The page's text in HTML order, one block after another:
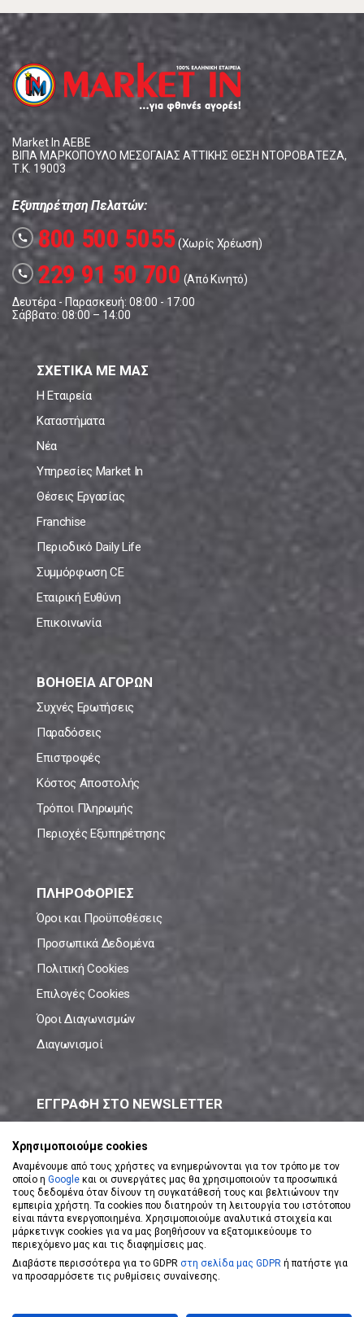
Market In ΑΕΒΕ
ΒΙΠΑ ΜΑΡΚΟΠΟΥΛΟ ΜΕΣΟΓΑΙΑΣ ΑΤΤΙΚΗΣ ΘΕΣΗ ΝΤΟΡΟΒΑΤΕΖΑ,
Τ.Κ. 19003
Εξυπηρέτηση Πελατών:
call 800 500 5055(Χωρίς Χρέωση)
call 229 91 50 700 (Από Κινητό)
Δευτέρα - Παρασκευή: 08:00 - 17:00
Σάββατο: 08:00 – 14:00
ΣΧΕΤΙΚΑ ΜΕ ΜΑΣ
Η Εταιρεία
Καταστήματα
Νέα
Υπηρεσίες Market In
Θέσεις Εργασίας
Franchise
Περιοδικό Daily Life
Συμμόρφωση CE
Εταιρική Ευθύνη
Επικοινωνία
ΒΟΗΘΕΙΑ ΑΓΟΡΩΝ
Συχνές Ερωτήσεις
Παραδόσεις
Επιστροφές
Κόστος Αποστολής
Τρόποι Πληρωμής
Περιοχές Εξυπηρέτησης
ΠΛΗΡΟΦΟΡΙΕΣ
Όροι και Προϋποθέσεις
Προσωπικά Δεδομένα
Πολιτική Cookies
Επιλογές Cookies
Όροι Διαγωνισμών
Διαγωνισμοί
ΕΓΓΡΑΦΗ ΣΤΟ NEWSLETTER
ΕΓΓΡΑΦΗ ΣΤΟ NEWSLETTER
Αποδέχομαι τουςΌρους Χρήσης
Χρησιμοποιούμε cookies
Αναμένουμε από τους χρήστες να ενημερώνονται για τον τρόπο με τον
οποίο η Google και οι συνεργάτες μας θα χρησιμοποιούν τα προσωπικά
τους δεδομένα όταν δίνουν τη συγκατάθεσή τους και βελτιώνουν την
εμπειρία χρήστη. Τα cookies που διατηρούν τη λειτουργία του ιστότοπου
είναι πάντα ενεργοποιημένα. Χρησιμοποιούμε αναλυτικά στοιχεία και
μάρκετινγκ cookies για να μας βοηθήσουν να εξατομικεύουμε το
περιεχόμενο μας και τις διαφημίσεις μας.
Διαβάστε περισσότερα για το GDPR στη σελίδα μας GDPR ή πατήστε για
να προσαρμόσετε τις ρυθμίσεις συναίνεσης.